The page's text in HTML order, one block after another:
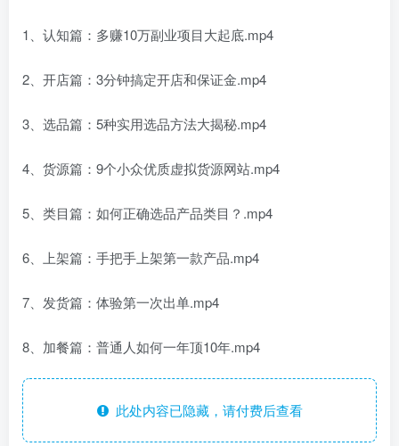
1、认知篇：多赚10万副业项目大起底.mp4
2、开店篇：3分钟搞定开店和保证金.mp4
3、选品篇：5种实用选品方法大揭秘.mp4
4、货源篇：9个小众优质虚拟货源网站.mp4
5、类目篇：如何正确选品产品类目？.mp4
6、上架篇：手把手上架第一款产品.mp4
7、发货篇：体验第一次出单.mp4
8、加餐篇：普通人如何一年顶10年.mp4
此处内容已隐藏，请付费后查看